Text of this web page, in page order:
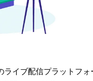
イブ配信プラットフ